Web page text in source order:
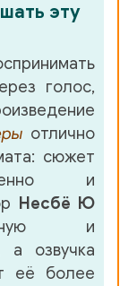
эту
голос,
отлично
сюжет
и
Несбё Ю
и
а озвучка
её более